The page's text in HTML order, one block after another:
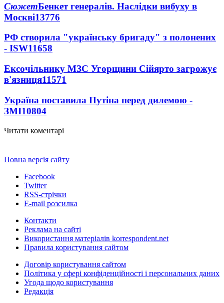
СюжетБенкет генералів. Наслідки вибуху в
Москві13776
РФ створила "українську бригаду" з полонених
- ISW11658
Ексочільнику МЗС Угорщини Сійярто загрожує
в'язниця11571
Україна поставила Путіна перед дилемою -
ЗМІ10804
Читати коментарі
Повна версія сайту
Facebook
Twitter
RSS-стрічки
E-mail розсилка
Контакти
Реклама на сайті
Використання матеріалів korrespondent.net
Правила користування сайтом
Договір користування сайтом
Політика у сфері конфіденційності і персональних даних
Угода щодо користування
Редакція